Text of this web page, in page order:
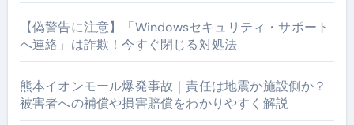
【偽警告に注意】「Windowsセキュリティ・サポート
へ連絡」は詐欺！今すぐ閉じる対処法
熊本イオンモール爆発事故｜責任は地震か施設側か？
被害者への補償や損害賠償をわかりやすく解説